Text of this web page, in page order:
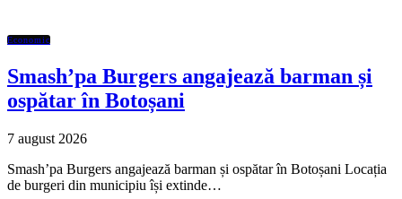
Economic
Smash’pa Burgers angajează barman și
ospătar în Botoșani
7 august 2026
Smash’pa Burgers angajează barman și ospătar în Botoșani Locația
de burgeri din municipiu își extinde…